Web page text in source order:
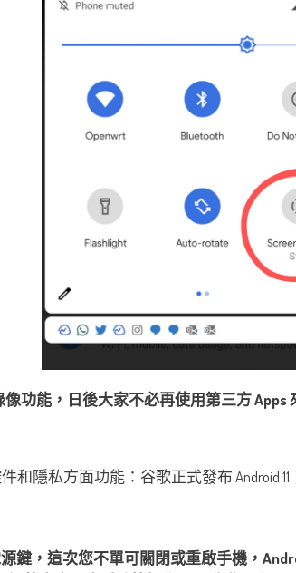
像功能，日後大家不必再使用第三方 Apps
鍵，這次您不單可關閉或重啟手機，